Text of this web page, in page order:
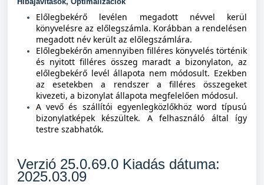
Előlegbekérő levélen megadott névvel kerül
könyvelésre az előlegszámla. Korábban a rendelésen
megadott név került az előlegszámlára.
Előlegbekérőn amennyiben filléres könyvelés történik
és nyitott filléres összeg maradt a bizonylaton, az
előlegbekérő levél állapota nem módosult. Ezekben
az esetekben a rendszer a filléres összegeket
kivezeti, a bizonylat állapota megfelelően módosul.
A vevő és szállítói egyenlegközlőkhöz word típusú
bizonylatképek készültek. A felhasználó által így
testre szabhatók.
Verzió 25.0.69.0 Kiadás dátuma:
2025.03.09